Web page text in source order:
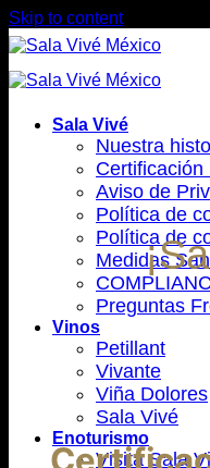
Skip to content
Sala Vivé
Nuestra
Certificación
Aviso de
Política de
Política de
Medidas
Preguntas
Vinos
Petillant
Vivante
Viña Dolores
Sala Vivé
Enoturismo
Visita Sala